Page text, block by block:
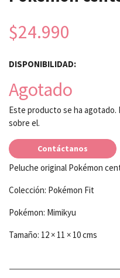
$24.990
DISPONIBILIDAD:
Agotado
Este producto se ha
sobre el.
Contáctanos
Peluche original Pokémon
Colección: Pokémon Fit
Pokémon: Mimikyu
Tamaño: 12 × 11 × 10 cms